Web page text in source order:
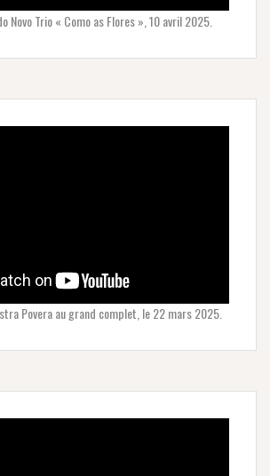
Novo Trio « Como as Flores », 10 avril 2025.
Povera au grand complet, le 22 mars 2025.